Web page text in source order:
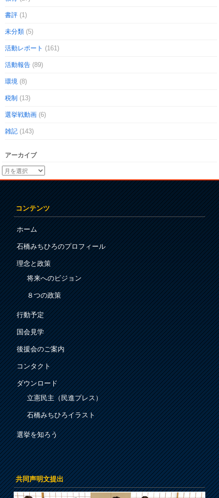
書評 (1)
未分類 (5)
活動レポート (161)
活動報告 (89)
環境 (8)
税制 (13)
選挙戦動画 (6)
雑記 (143)
アーカイブ
コンテンツ
ホーム
石橋みちひろのプロフィール
理念と政策
将来へのビジョン
８つの政策
行動予定
国会見学
後援会のご案内
コンタクト
ダウンロード
立憲民主（民進プレス）
石橋みちひろイラスト
選挙を知ろう
共同声明文提出